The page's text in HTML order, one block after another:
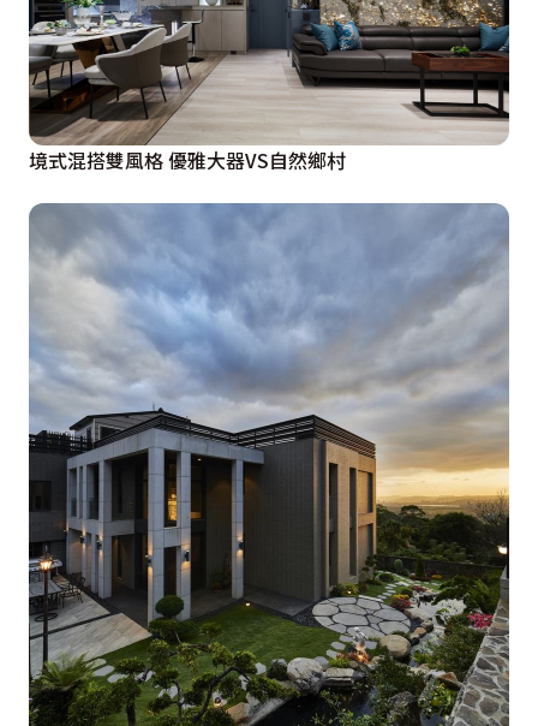
境式混搭雙風格 優雅大器VS自然鄉村